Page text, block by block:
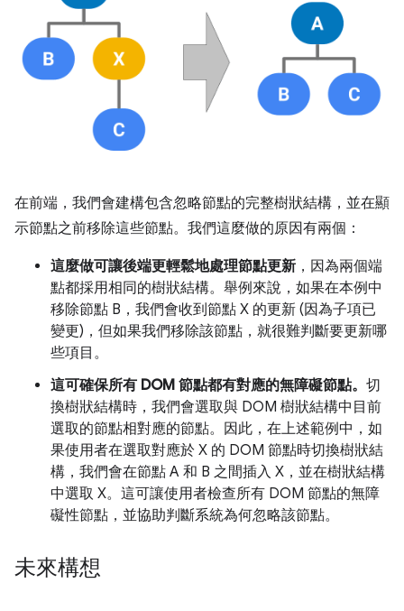
在前端，我們會建構包含忽略節點的完整樹狀結構，並在顯
示節點之前移除這些節點。我們這麼做的原因有兩個：
這麼做可讓後端更輕鬆地處理節點更新 ，因為兩個端
點都採用相同的樹狀結構。舉例來說，如果在本例中
移除節點 B，我們會收到節點 X 的更新 (因為子項已
變更)，但如果我們移除該節點，就很難判斷要更新哪
些項目。
這可確保所有 DOM 節點都有對應的無障礙節點。 切
換樹狀結構時，我們會選取與 DOM 樹狀結構中目前
選取的節點相對應的節點。因此，在上述範例中，如
果使用者在選取對應於 X 的 DOM 節點時切換樹狀結
構，我們會在節點 A 和 B 之間插入 X，並在樹狀結構
中選取 X。這可讓使用者檢查所有 DOM 節點的無障
礙性節點，並協助判斷系統為何忽略該節點。
未來構想